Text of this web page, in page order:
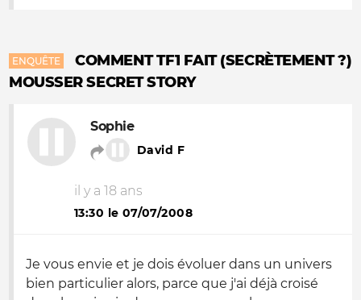
ENQUÊTE
COMMENT TF1 FAIT (SECRÈTEMENT ?)
MOUSSER SECRET STORY
Sophie
David F
il y a 18 ans
13:30 le 07/07/2008
Je vous envie et je dois évoluer dans un univers
bien particulier alors, parce que j'ai déjà croisé